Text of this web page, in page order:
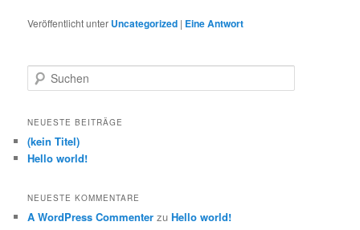
Veröffentlicht unter Uncategorized | EineAntwort
u
h
n
NEUESTE BEITRÄGE
(kein Titel)
Hello world!
NEUESTE KOMMENTARE
A WordPress Commenter zuHello world!